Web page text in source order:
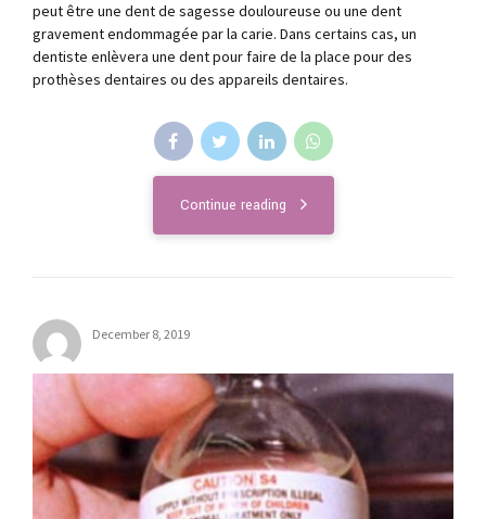
peut être une dent de sagesse douloureuse ou une dent
gravement endommagée par la carie. Dans certains cas, un
dentiste enlèvera une dent pour faire de la place pour des
prothèses dentaires ou des appareils dentaires.
Continue reading
December 8, 2019